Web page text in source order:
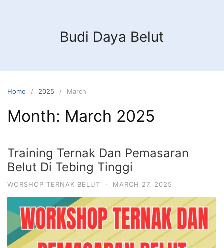
Budi Daya Belut
Home 2025 March
Month: March 2025
Training Ternak Dan Pemasaran
Belut Di Tebing Tinggi
WORSHOP TERNAK BELUT · MARCH 27, 2025